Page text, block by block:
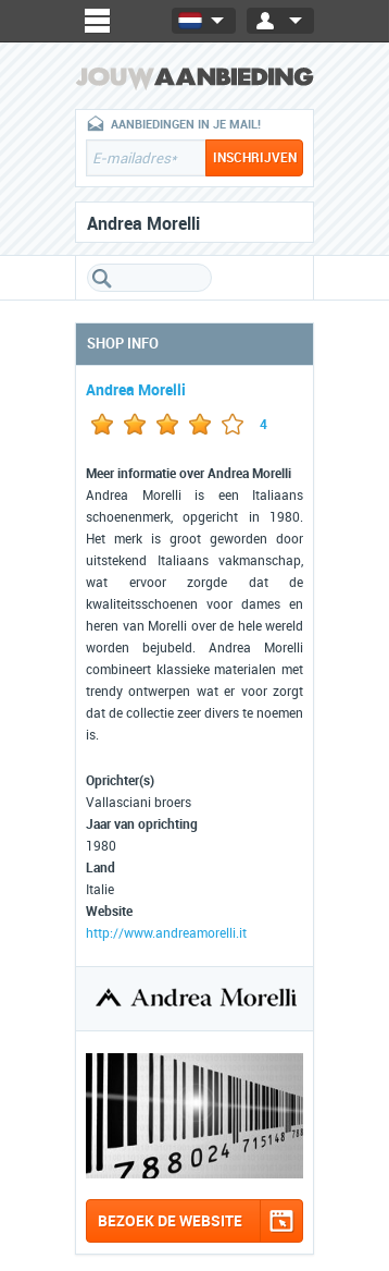
AANBIEDINGEN IN JE MAIL!
Andrea Morelli
SHOP INFO
Andrea Morelli
4
Meer informatie over Andrea Morelli
Andrea Morelli is een Italiaans
schoenenmerk, opgericht in 1980.
Het merk is groot geworden door
uitstekend Italiaans vakmanschap,
wat ervoor zorgde dat de
kwaliteitsschoenen voor dames en
heren van Morelli over de hele wereld
worden bejubeld. Andrea Morelli
combineert klassieke materialen met
trendy ontwerpen wat er voor zorgt
dat de collectie zeer divers te noemen
is.
Oprichter(s)
Vallasciani broers
Jaar van oprichting
1980
Land
Italie
Website
http://www.andreamorelli.it
BEZOEK DE WEBSITE